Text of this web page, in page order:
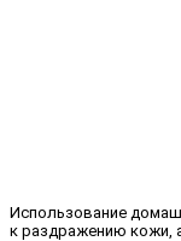
Использование
к раздражению кожи,